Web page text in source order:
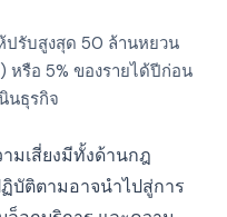
ปรับสูงสุด 50 ล้านหยวน
รือ 5% ของรายได้ปีก่อน
นธุรกิจ
มเสี่ยงมีทั้งด้านกฎ
บัติตามอาจนำไปสู่การ